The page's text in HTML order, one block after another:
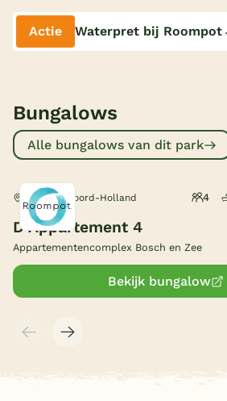
Veluwe
Texel
België
Actie Waterpret bij Roompot
Bungalows
Alle bungalows van dit park
De Koog, Noord-Holland 4
D Appartement 4
Appartementencomplex Bosch en Zee
Bekijk bungalow